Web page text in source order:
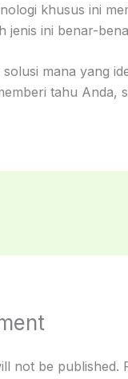
khusus ini
jenis ini benar-
mana yang
tahu Anda,
not be published.